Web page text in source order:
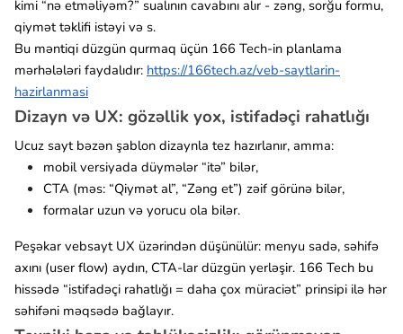
kimi “nə etməliyəm?” sualının cavabını alır - zəng, sorğu formu,
qiymət təklifi istəyi və s.
Bu məntiqi düzgün qurmaq üçün 166 Tech-in planlama
mərhələləri faydalıdır: https://166tech.az/veb-saytlarin-
hazirlanmasi
Dizayn və UX: gözəllik yox, istifadəçi rahatlığı
Ucuz sayt bəzən şablon dizaynla tez hazırlanır, amma:
mobil versiyada düymələr “itə” bilər,
CTA (məs: “Qiymət al”, “Zəng et”) zəif görünə bilər,
formalar uzun və yorucu ola bilər.
Peşəkar vebsayt UX üzərindən düşünülür: menyu sadə, səhifə
axını (user flow) aydın, CTA-lar düzgün yerləşir. 166 Tech bu
hissədə “istifadəçi rahatlığı = daha çox müraciət” prinsipi ilə hər
səhifəni məqsədə bağlayır.